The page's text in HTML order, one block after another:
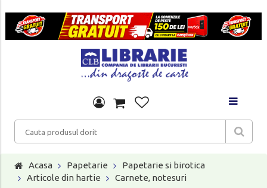
Acasa Papetarie
Papetarie si birotica
Articole din hartie
Carnete, notesuri